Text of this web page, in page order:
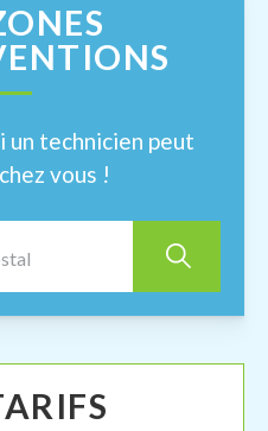
un technicien peut
vous !